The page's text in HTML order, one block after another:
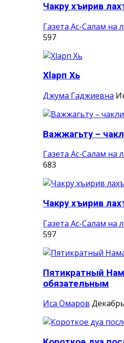
Чакру хъирив
Газета Ас-Салам на
597
Хlарп Хь
Джума Гаджиевна
Важжагьту –
Газета Ас-Салам на
683
Чакру хъирив
Газета Ас-Салам на
597
Пятикратный
обязательным
Иса Омаров